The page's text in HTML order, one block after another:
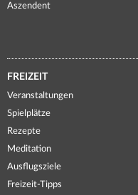
Aszendent
FREIZEIT
Veranstaltungen
Spielplätze
Rezepte
Meditation
Ausflugsziele
Freizeit-Tipps